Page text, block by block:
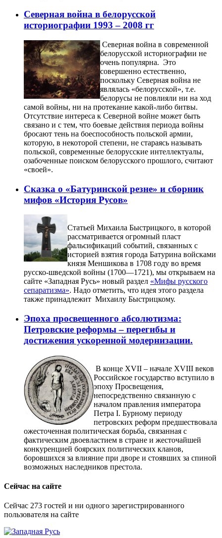
Северная война в белорусской
историографии 1993 – 2008 гг
Северная война в современной
белорусской историографии не
очень популярна. Это
совершенно естественно,
поскольку Северная война не
являлась «белорусской», т.е.
белорусы не повлияли ни на ход
самой войны, ни на протекание какой-либо битвы.
Отсутствие интереса к Северной войне может быть
связано и с тем, что боевые действия периода войны
бросают тень на боеспособность польской армии,
которую, в некоторой степени, не стараясь называть
польской, современные белорусские интеллектуалы,
озабоченные поиском белорусского прошлого, считают
«своей».
Сказка о «Батуринской резне» и сборник
мифов «История Русов»
Статьей Михаила Быстрицкого, в которой
рассматривается огромный пласт
фальсификаций событий, связанных с
историей взятия города Батурина войсками
князя Меншикова в 1708 году во время
русско-шведской войны (1700—1721), мы открываем на
сайте «Западная Русь» новый раздел «Мифы русского
сепаратизма». Надо отметить, что идея этого раздела
также принадлежит Михаилу Быстрицкому.
Эпоха просвещенного абсолютизма:
Петровские реформы – перегибы и
достижения ускоренной модернизации.
В конце XVII – начале XVIII веков
Российское государство вступило в
эпоху Просвещения,
непосредственно связанную с
началом правления императора
Петра I. Бурному периоду
петровских реформ предшествовала
ожесточенная политическая борьба, связанная с
фактическим двоевластием в стране и жесточайшей
конкуренцией боярских политических кланов,
боровшихся за влияние при дворе и стоявших за спиной
возможных наследников престола.
Сейчас на сайте
Сейчас 273 гостей и ни одного зарегистрированного
пользователя на сайте